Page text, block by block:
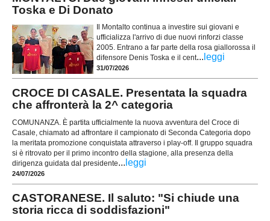
Toska e Di Donato
Il Montalto continua a investire sui giovani e
ufficializza l'arrivo di due nuovi rinforzi classe
2005. Entrano a far parte della rosa giallorossa il
difensore Denis Toska e il cent... leggi
31/07/2026
CROCE DI CASALE. Presentata la squadra
che affronterà la 2^ categoria
COMUNANZA. È partita ufficialmente la nuova avventura del Croce di
Casale, chiamato ad affrontare il campionato di Seconda Categoria dopo
la meritata promozione conquistata attraverso i play-off. Il gruppo squadra
si è ritrovato per il primo incontro della stagione, alla presenza della
dirigenza guidata dal presidente... leggi
24/07/2026
CASTORANESE. Il saluto: "Si chiude una
storia ricca di soddisfazioni"